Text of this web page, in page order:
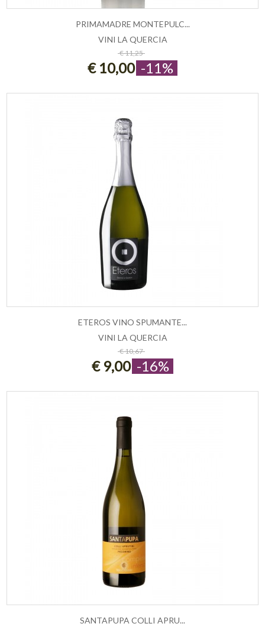
ESAURITO
PRIMAMADRE MONTEPULC...
VINI LA QUERCIA
€ 11,25
€ 10,00 -11%
ESAURITO
ETEROS VINO SPUMANTE...
VINI LA QUERCIA
€ 10,67
€ 9,00 -16%
SANTAPUPA COLLI APRU...